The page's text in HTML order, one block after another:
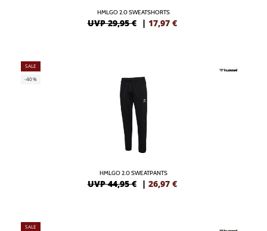
HMLGO 2.0 SWEATSHORTS
UVP 29,95 € | 17,97 €
SALE
-40%
HMLGO 2.0 SWEATPANTS
UVP 44,95 € | 26,97 €
SALE